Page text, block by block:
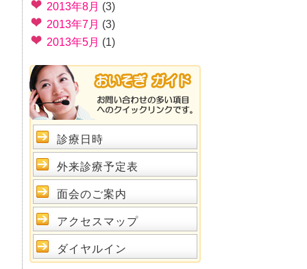
2013年8月 (3)
2013年7月 (3)
2013年5月 (1)
診療日時
外来診療予定表
面会のご案内
アクセスマップ
ダイヤルイン